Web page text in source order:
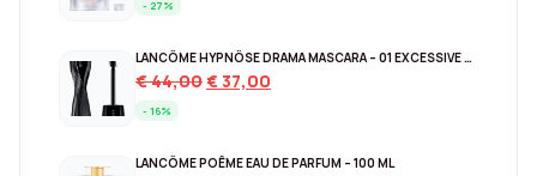
€ 200,00.
- 27%
LANCÔME HYPNÔSE DRAMA MASCARA – 01 EXCESSIVE BLACK
€44,00Original
€ 44,00.
€37,00
- 16%
LANCÔME POÊME EAU DE PARFUM – 100 ML